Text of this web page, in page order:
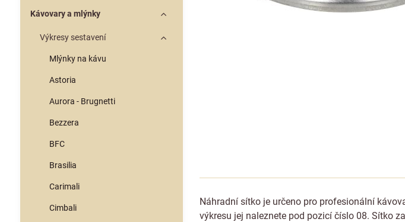
Náhradní sítko je určeno pro profesionální
výkresu jej naleznete pod pozicí číslo 08. Sítko
Kávovary a mlýnky
Výkresy sestavení
Mlýnky na kávu
Astoria
Aurora - Brugnetti
Bezzera
BFC
Brasilia
Carimali
Cimbali